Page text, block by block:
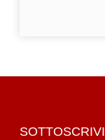
SOTTOSCRIVI